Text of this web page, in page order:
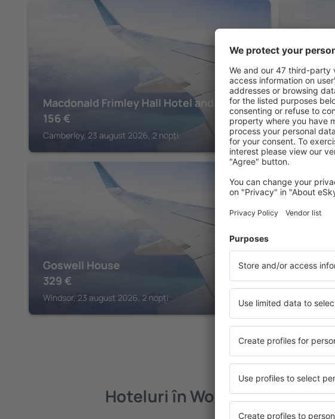
Macdonald Frimley Hall Hotel and Spa
156 €
Camberley, 23 august 2026, 2 nopți
179€
Ascot, 23
Goswell House
329 €
Windsor, 23 august 2026, 2 nopți
MAIDENHEAD
Taplow
499€
Hoteluri în Wokingham